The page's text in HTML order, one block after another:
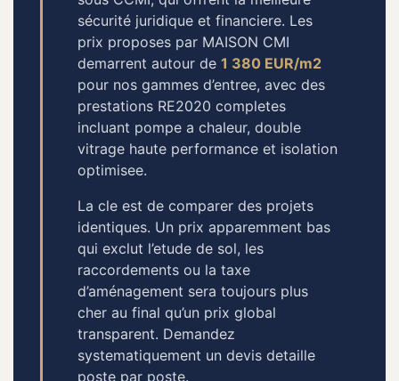
sécurité juridique et financiere. Les
prix proposes par MAISON CMI
demarrent autour de 1 380 EUR/m2
pour nos gammes d’entree, avec des
prestations RE2020 completes
incluant pompe a chaleur, double
vitrage haute performance et isolation
optimisee.
La cle est de comparer des projets
identiques. Un prix apparemment bas
qui exclut l’etude de sol, les
raccordements ou la taxe
d’aménagement sera toujours plus
cher au final qu’un prix global
transparent. Demandez
systematiquement un devis detaille
poste par poste.